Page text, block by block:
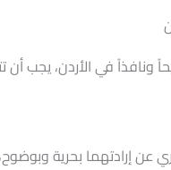
في الأردن، يجب أن
عن إرادتهما بحرية